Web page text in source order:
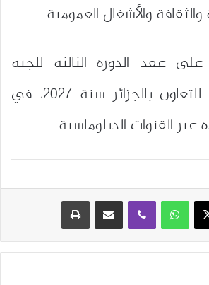
والأشغال العمومية.
عقد الدورة الثالثة للجنة
المشتركة الكبرى للتعاون بالجزائر سنة 2027، في
القنوات الدبلوماسية.
واتساب مشاركة عبر البريد